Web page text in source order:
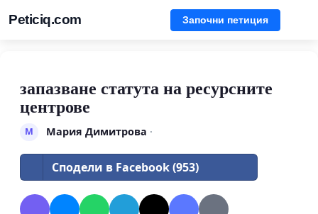
Peticiq.com Започни петиция
запазване статута на ресурсните
центрове
М Мария Димитрова ·
Сподели в Facebook (953)